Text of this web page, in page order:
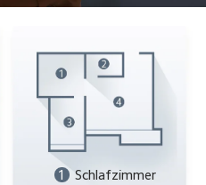
1
Schlafzimmer